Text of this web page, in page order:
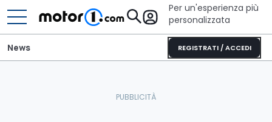
Per un'esperienza più
personalizzata
REGISTRATI / ACCEDI
News